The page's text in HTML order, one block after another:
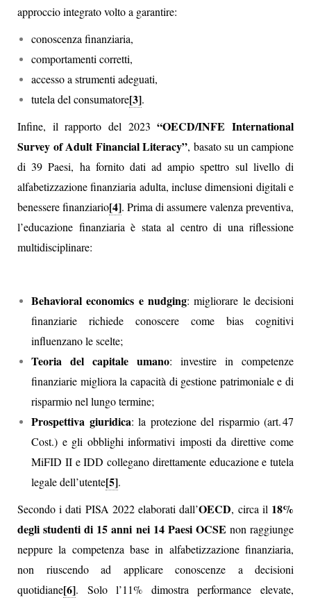
approccio integrato volto a garantire:
conoscenza finanziaria,
comportamenti corretti,
accesso a strumenti adeguati,
tutela del consumatore[3].
Infine, il rapporto del 2023“OECD/INFE International
Survey of Adult Financial Literacy”, basato su un campione
di 39 Paesi, ha fornito dati ad ampio spettro sul livello di
alfabetizzazione finanziaria adulta, incluse dimensioni digitali e
benessere finanziario[4]. Prima di assumere valenza preventiva,
l’educazione finanziaria è stata al centro di una riflessione
multidisciplinare:
Behavioral economics e nudging: migliorare le decisioni
finanziarie richiede conoscere come bias cognitivi
influenzano le scelte;
Teoria del capitale umano: investire in competenze
finanziarie migliora la capacità di gestione patrimoniale e di
risparmio nel lungo termine;
Prospettiva giuridica: la protezione del risparmio (art. 47
Cost.) e gli obblighi informativi imposti da direttive come
MiFID II e IDD collegano direttamente educazione e tutela
legale dell’utente[5].
Secondo i dati PISA 2022 elaborati dall’OECD, circa il 18%
degli studenti di 15 anni nei 14 Paesi OCSE non raggiunge
neppure la competenza base in alfabetizzazione finanziaria,
non riuscendo ad applicare conoscenze a decisioni
quotidiane[6]. Solo l’11% dimostra performance elevate,